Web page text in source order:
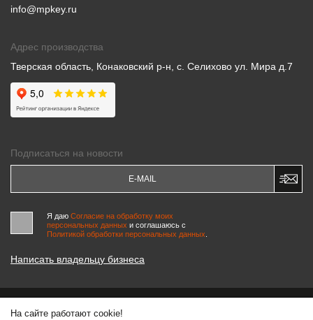
info@mpkey.ru
Адрес производства
Тверская область, Конаковский р-н, с. Селихово ул. Мира д.7
Подписаться на новости
Я даю Согласие на обработку моих
персональных данных и соглашаюсь c
Политикой обработки персональных данных
Написать владельцу бизнеса
© 2000-2026 «МАСТЕРСКИЕ ПИНЧУКА»
На сайте работают cookie!